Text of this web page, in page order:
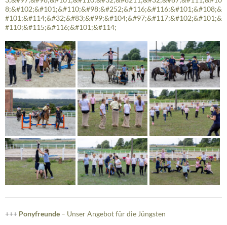
+++ Ponyfreunde – Unser Angebot für die Jüngsten